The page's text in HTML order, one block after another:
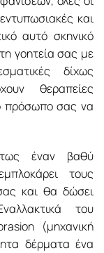
και
αυτό σκηνικό
γοητεία σας με
δίχως
θεραπείες
πρόσωπο σας να
έναν βαθύ
τους
και θα δώσει
του
(μηχανική
δέρματα ένα